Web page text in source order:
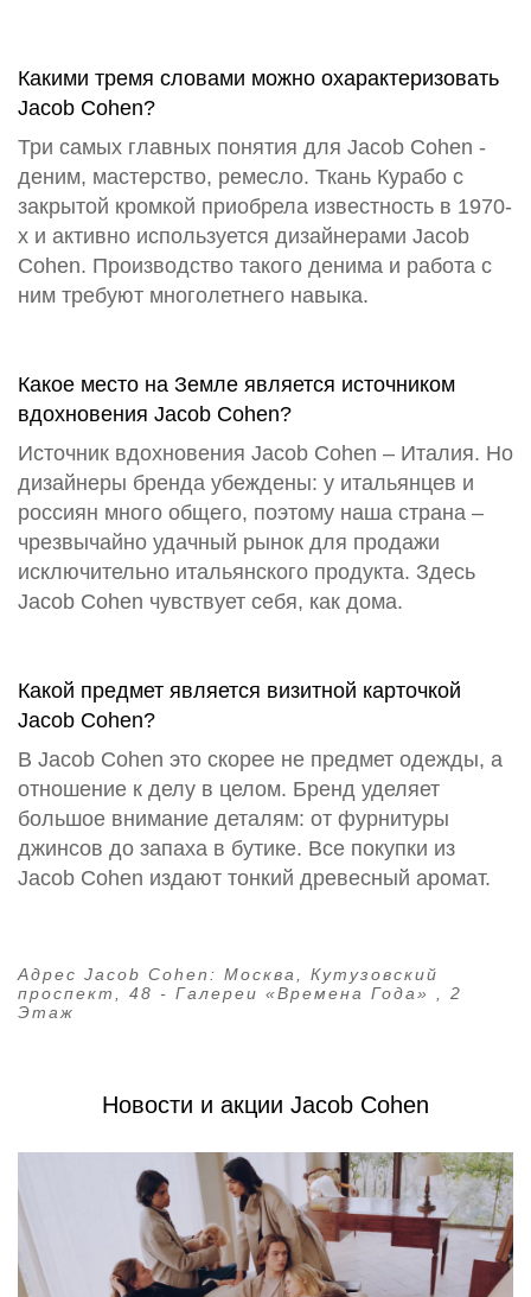
Какими тремя словами можно охарактеризовать
Jacob Cohen?
Три самых главных понятия для Jacob Cohen -
деним, мастерство, ремесло. Ткань Курабо с
закрытой кромкой приобрела известность в 1970-
х и активно используется дизайнерами Jacob
Cohen. Производство такого денима и работа с
ним требуют многолетнего навыка.
Какое место на Земле является источником
вдохновения Jacob Cohen?
Источник вдохновения Jacob Cohen – Италия. Но
дизайнеры бренда убеждены: у итальянцев и
россиян много общего, поэтому наша страна –
чрезвычайно удачный рынок для продажи
исключительно итальянского продукта. Здесь
Jacob Cohen чувствует себя, как дома.
Какой предмет является визитной карточкой
Jacob Cohen?
В Jacob Cohen это скорее не предмет одежды, а
отношение к делу в целом. Бренд уделяет
большое внимание деталям: от фурнитуры
джинсов до запаха в бутике. Все покупки из
Jacob Cohen издают тонкий древесный аромат.
Адрес Jacob Cohen: Москва, Кутузовский
проспект, 48 - Галереи «Времена Года» , 2
Этаж
Новости и акции Jacob Cohen